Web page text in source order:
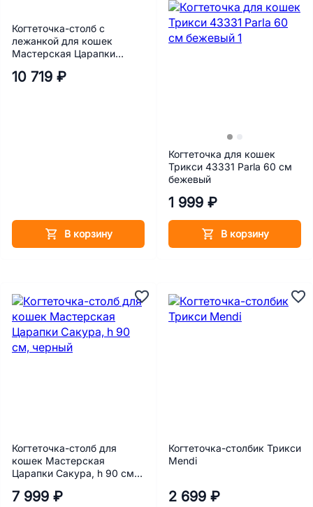
Когтеточка-столб с
лежанкой для кошек
Мастерская Царапки
бежевый
10 719 ₽
В корзину
Когтеточка для кошек
Трикси 43331 Parla 60 см
бежевый
1 999 ₽
В корзину
Когтеточка-столб для
кошек Мастерская
Царапки Сакура, h 90 см,
7 999 ₽
Когтеточка-столбик Трикси
Mendi
2 699 ₽